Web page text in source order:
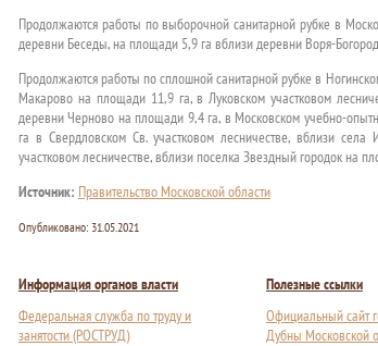
Продолжаются работы по выборочной санитарной рубке в
деревни Беседы, на площади 5,9 га вблизи деревни Воря-
Продолжаются работы по сплошной санитарной рубке в
Макарово на площади 11,9 га, в Луковском участковом
деревни Черново на площади 9,4 га, в Московском учебно-
га в Свердловском Св. участковом лесничестве, вблизи
участковом лесничестве, вблизи поселка Звездный городок на
Источник: Правительство Московской области
Опубликовано: 31.05.2021
Информация органов власти
Федеральная служба по труду и
занятости (РОСТРУД)
Полезные ссылки
Официальный сайт
Дубны Московской